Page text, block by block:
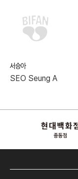
서승아
SEO Seung A